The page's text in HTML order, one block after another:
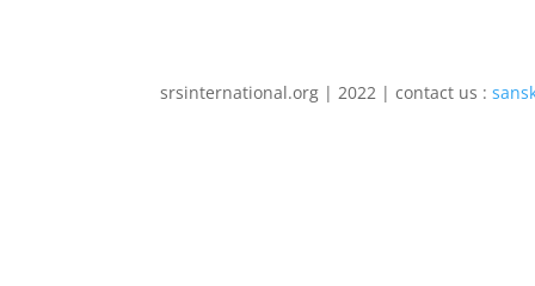
srsinternational.org | 2022 | contact us :